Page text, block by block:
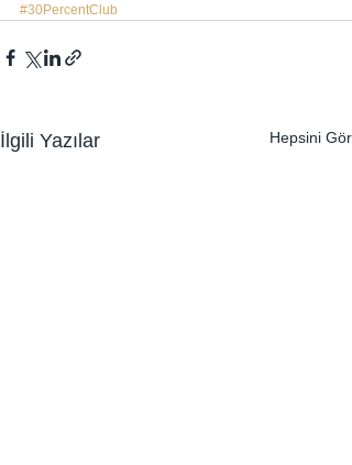
#30PercentClub
İlgili Yazılar Hepsini Gör